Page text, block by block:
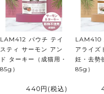
LAM412 パウチ テイ
スティ サーモン アン
ド ターキー（成猫用・
85g）
440円 (税込)
LAM410
アライズ
妊・去勢
85g）